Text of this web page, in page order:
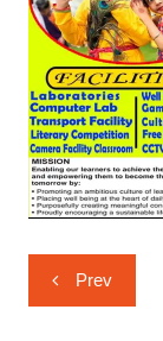
Post
navigation
Prev